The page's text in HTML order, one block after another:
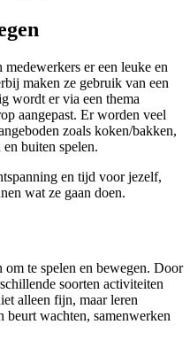
er een leuke en
maken ze gebruik van een
wordt er via een thema
aangepast. Er worden veel
zoals koken/bakken,
buiten spelen.
en tijd voor jezelf,
wat ze gaan doen.
te spelen en bewegen. Door
soorten activiteiten
alleen fijn, maar leren
wachten, samenwerken